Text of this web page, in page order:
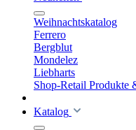
Weihnachtskatalog
Ferrero
Bergblut
Mondelez
Liebharts
Shop-Retail Produkte
Katalog